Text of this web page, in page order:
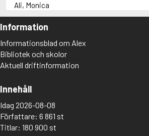
Ali, Monica
Allan, Barbara
Allan, John B.
Allen, Grant
Allende, Isabel
Allingham, Margery
Almqvist, Carl Jonas Love
Alnæs, Finn
Alvarez, Julia
Alvaro, Corrado
Information
Informationsblad om Alex
Bibliotek och skolor
Aktuell driftinformation
Innehåll
Idag 2026-08-08
Författare: 6 861 st
Titlar: 180 900 st